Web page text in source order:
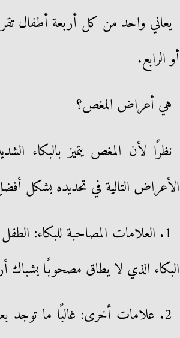
يعاني واحد من كل أربعة أطفال
أو الرابع.
هي أعراض المغص؟
نظرًا لأن المغص يتميز بالبكاء
الأعراض التالية في تحديده بشكل
1. العلامات المصاحبة للبكاء:
البكاء الذي لا يطاق مصحوبًا بشباك
2. علامات أخرى: غالبًا ما توجد